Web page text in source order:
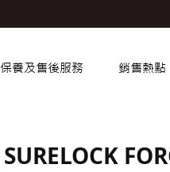
保養及售後服務 銷售熱點
SURELOCK